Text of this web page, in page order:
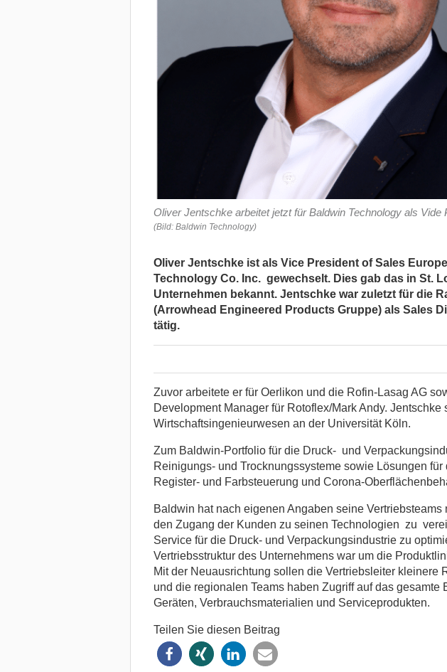
Oliver Jentschke arbeitet jetzt für Baldwin Technology als Vide
(Bild: Baldwin Technology)
Oliver Jentschke ist als Vice President of Sales
Technology Co. Inc. gewechselt. Dies gab das in St.
Unternehmen bekannt. Jentschke war zuletzt für die
(Arrowhead Engineered Products Gruppe) als Sales
tätig.
Zuvor arbeitete er für Oerlikon und die Rofin-Lasag AG
Development Manager für Rotoflex/Mark Andy. Jentschke
Wirtschaftsingenieurwesen an der Universität Köln.
Zum Baldwin-Portfolio für die Druck- und
Reinigungs- und Trocknungssysteme sowie Lösungen
Register- und Farbsteuerung und Corona-
Baldwin hat nach eigenen Angaben seine Vertriebsteams
den Zugang der Kunden zu seinen Technologien zu
Service für die Druck- und Verpackungsindustrie zu
Vertriebsstruktur des Unternehmens war um die
Mit der Neuausrichtung sollen die Vertriebsleiter kleinere
und die regionalen Teams haben Zugriff auf das gesamte
Geräten, Verbrauchsmaterialien und Serviceprodukten.
Teilen Sie diesen Beitrag